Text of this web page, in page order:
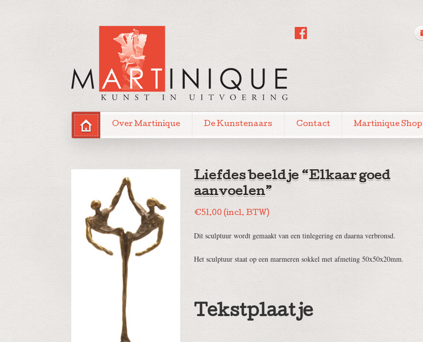
Over Martinique De Kunstenaars Contact Martinique Shop
Liefdes beeldje “Elkaar goed
aanvoelen”
€51.00 (incl. BTW)
Dit sculptuur wordt gemaakt van een tinlegering en daarna verbronsd.
Het sculptuur staat op een marmeren sokkel met afmeting 50x50x20mm.
Tekstplaatje